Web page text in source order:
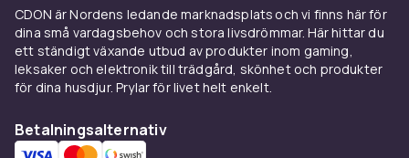
Välj leksaksfordon baserat på barnets ålder,
intressen och den typ av lek du vill stimulera.
Kontrollera alltid åldersangivelsen på
förpackningen – den finns av säkerhets­skäl.
leverans och enkel retur.
CDON är Nordens ledande marknadsplats och vi finns här för
dina små vardagsbehov och stora livsdrömmar. Här hittar du
ett ständigt växande utbud av produkter inom gaming,
leksaker och elektronik till trädgård, skönhet och produkter
för dina husdjur. Prylar för livet helt enkelt.
Betalningsalternativ